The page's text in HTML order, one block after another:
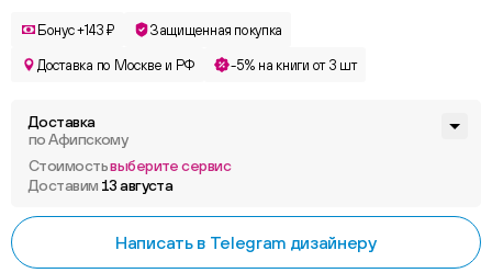
Бонус +143 ₽ Защищенная покупка
Доставка по Москве и РФ -5% на книги от 3 шт
Доставка
по Афипскому
Стоимостьвыберите сервис
Доставим 13 августа
Написать в Telegram дизайнеру